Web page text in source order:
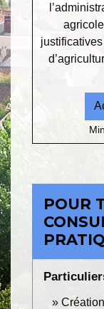
POUR